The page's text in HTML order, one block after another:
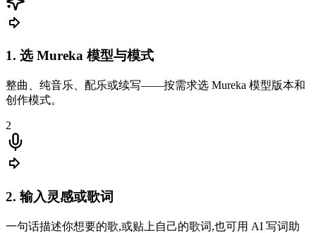
1. 选 Mureka 模型与模式
整曲、纯音乐、配乐或续写——按需求选 Mureka 模型版本和
创作模式。
2
2. 输入灵感或歌词
一句话描述你想要的歌,或贴上自己的歌词,也可用 AI 写词助
我把脑子里的旋律感觉用 Mureka 描述出来,几分钟就有带人声
的完整 demo,给乐队试听特别方便。